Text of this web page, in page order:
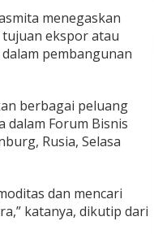
menegaskan
ekspor atau
pembangunan
berbagai peluang
dalam Forum Bisnis
Rusia, Selasa
dan mencari
katanya, dikutip dari